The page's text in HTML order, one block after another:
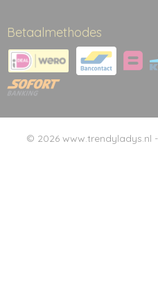
Betaalmethodes
© 2026 www.trendyladys.nl